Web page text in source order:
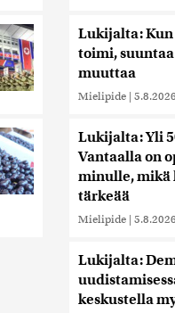
Lukijalta:
toimi,
muuttaa
Mielipide |
Lukijalta: Yli
Vantaalla on
minulle, mikä
tärkeää
Mielipide |
Lukijalta:
keskustella